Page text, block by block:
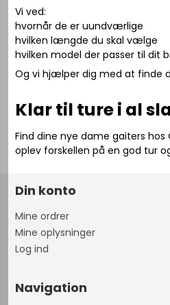
Vi ved:
hvornår de er uundværlige
hvilken længde du skal vælge
hvilken model der passer til dit
Og vi hjælper dig med at finde
Klar til ture i al
Find dine nye dame gaiters
oplev forskellen på en god tur
Din konto
Mine ordrer
Mine oplysninger
Log ind
Navigation